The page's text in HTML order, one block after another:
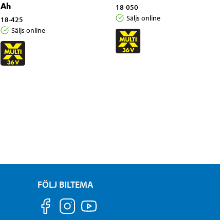
Ah
18-425
Säljs online
18-050
Säljs online
FÖLJ BILTEMA